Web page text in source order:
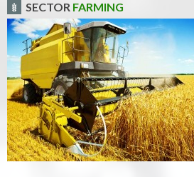
SECTOR FARMING